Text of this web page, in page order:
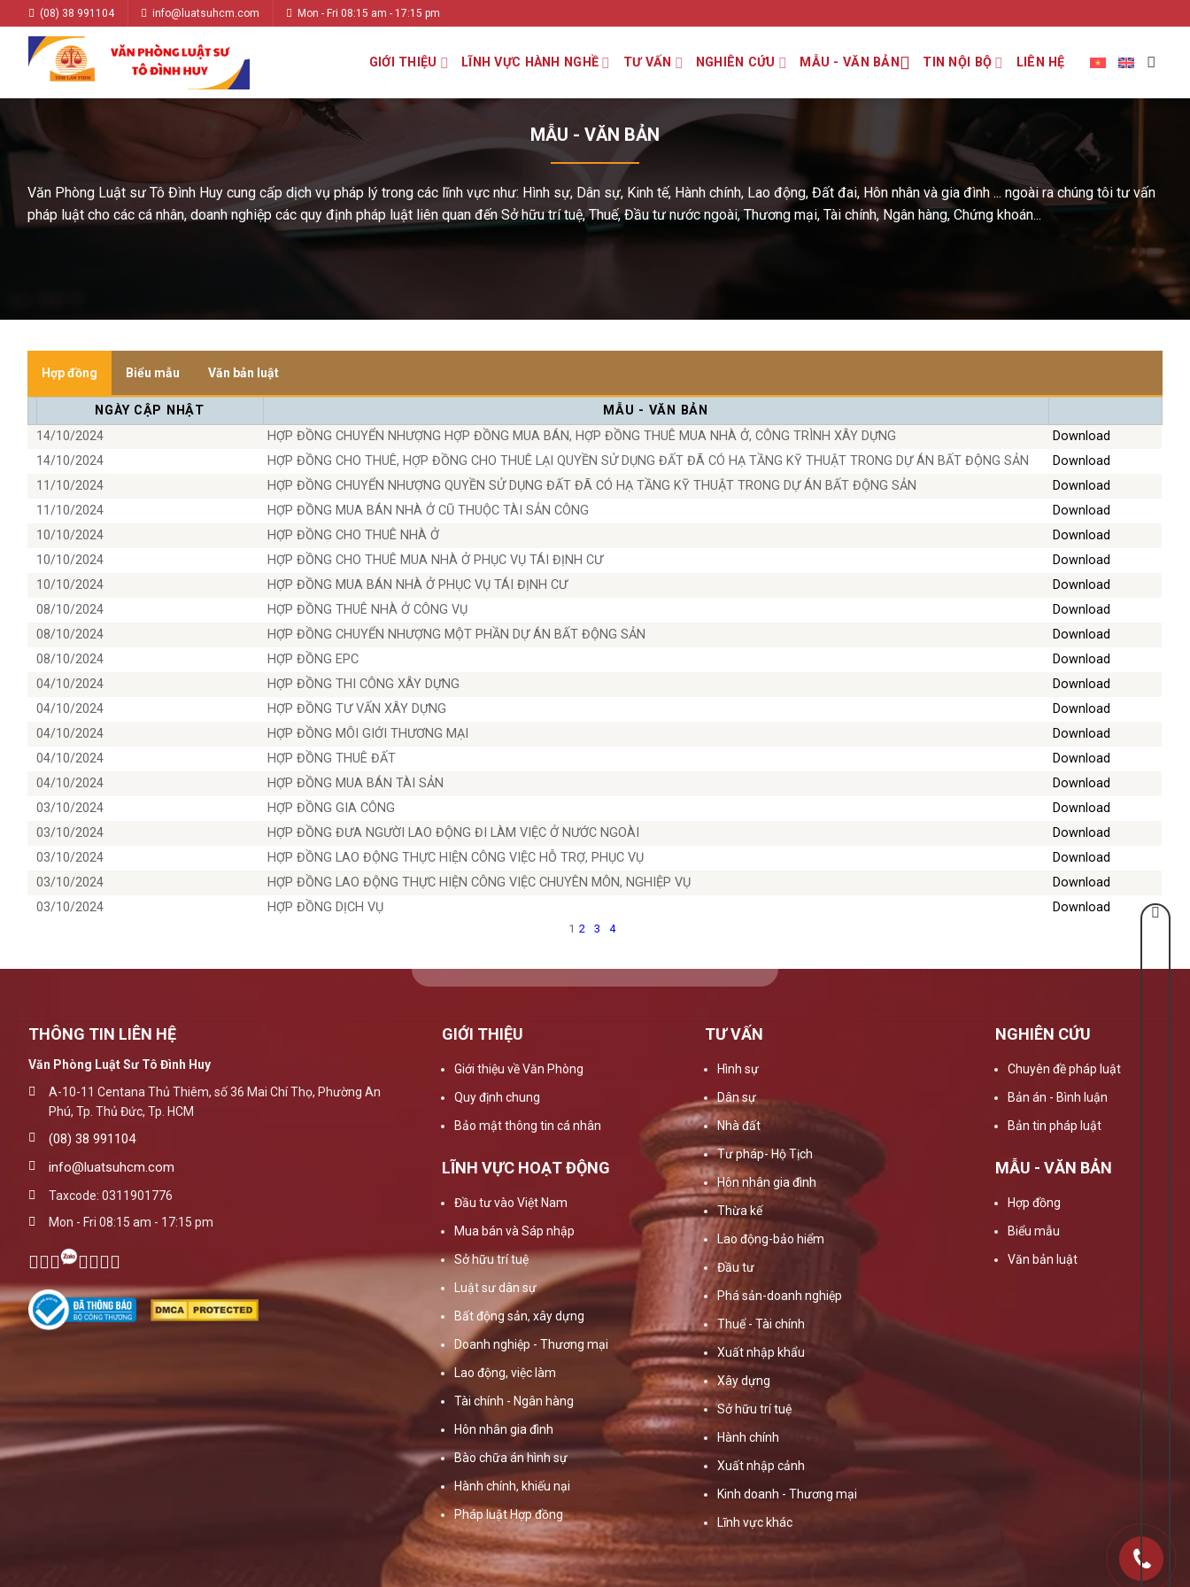
(08) 38 991104 info@luatsuhcm.com Mon - Fri 08:15 am - 17:15 pm
GIỚI THIỆU LĨNH VỰC HÀNH NGHỀ TƯ VẤN NGHIÊN CỨU MẪU - VĂN BẢN TIN NỘI BỘ LIÊN HỆ
MẪU - VĂN BẢN
Văn Phòng Luật sư Tô Đình Huy cung cấp dịch vụ pháp lý trong các lĩnh vực như: Hình sự, Dân sự, Kinh tế, Hành chính, Lao động, Đất đai, Hôn nhân và gia đình ... ngoài ra chúng tôi tư vấn
pháp luật cho các cá nhân, doanh nghiệp các quy định pháp luật liên quan đến Sở hữu trí tuệ, Thuế, Đầu tư nước ngoài, Thương mại, Tài chính, Ngân hàng, Chứng khoán...
Hợp đồng Biểu mẫu Văn bản luật
NGÀY CẬP NHẬT
MẪU - VĂN BẢN
14/10/2024
HỢP ĐỒNG CHUYỂN NHƯỢNG HỢP ĐỒNG MUA BÁN, HỢP ĐỒNG THUÊ MUA NHÀ Ở, CÔNG TRÌNH XÂY DỰNG
Download
14/10/2024
HỢP ĐỒNG CHO THUÊ, HỢP ĐỒNG CHO THUÊ LẠI QUYỀN SỬ DỤNG ĐẤT ĐÃ CÓ HẠ TẦNG KỸ THUẬT TRONG DỰ ÁN BẤT ĐỘNG SẢN
Download
11/10/2024
HỢP ĐỒNG CHUYỂN NHƯỢNG QUYỀN SỬ DỤNG ĐẤT ĐÃ CÓ HẠ TẦNG KỸ THUẬT TRONG DỰ ÁN BẤT ĐỘNG SẢN
Download
11/10/2024
HỢP ĐỒNG MUA BÁN NHÀ Ở CŨ THUỘC TÀI SẢN CÔNG
Download
10/10/2024
HỢP ĐỒNG CHO THUÊ NHÀ Ở
Download
10/10/2024
HỢP ĐỒNG CHO THUÊ MUA NHÀ Ở PHỤC VỤ TÁI ĐỊNH CƯ
Download
10/10/2024
HỢP ĐỒNG MUA BÁN NHÀ Ở PHỤC VỤ TÁI ĐỊNH CƯ
Download
08/10/2024
HỢP ĐỒNG THUÊ NHÀ Ở CÔNG VỤ
Download
08/10/2024
HỢP ĐỒNG CHUYỂN NHƯỢNG MỘT PHẦN DỰ ÁN BẤT ĐỘNG SẢN
Download
08/10/2024
HỢP ĐỒNG EPC
Download
04/10/2024
HỢP ĐỒNG THI CÔNG XÂY DỰNG
Download
04/10/2024
HỢP ĐỒNG TƯ VẤN XÂY DỰNG
Download
04/10/2024
HỢP ĐỒNG MÔI GIỚI THƯƠNG MẠI
Download
04/10/2024
HỢP ĐỒNG THUÊ ĐẤT
Download
04/10/2024
HỢP ĐỒNG MUA BÁN TÀI SẢN
Download
03/10/2024
HỢP ĐỒNG GIA CÔNG
Download
03/10/2024
HỢP ĐỒNG ĐƯA NGƯỜI LAO ĐỘNG ĐI LÀM VIỆC Ở NƯỚC NGOÀI
Download
03/10/2024
HỢP ĐỒNG LAO ĐỘNG THỰC HIỆN CÔNG VIỆC HỖ TRỢ, PHỤC VỤ
Download
03/10/2024
HỢP ĐỒNG LAO ĐỘNG THỰC HIỆN CÔNG VIỆC CHUYÊN MÔN, NGHIỆP VỤ
Download
03/10/2024
HỢP ĐỒNG DỊCH VỤ Download
1 2 3 4
THÔNG TIN LIÊN HỆ
Văn Phòng Luật Sư Tô Đình Huy
A-10-11 Centana Thủ Thiêm, số 36 Mai Chí Thọ, Phường An
Phú, Tp. Thủ Đức, Tp. HCM
(08) 38 991104
info@luatsuhcm.com
Taxcode: 0311901776
Mon - Fri 08:15 am - 17:15 pm
GIỚI THIỆU
Giới thiệu về Văn Phòng
Quy định chung
Bảo mật thông tin cá nhân
LĨNH VỰC HOẠT ĐỘNG
Đầu tư vào Việt Nam
Mua bán và Sáp nhập
Sở hữu trí tuệ
Luật sư dân sự
Bất động sản, xây dựng
Doanh nghiệp - Thương mại
Lao động, việc làm
Tài chính - Ngân hàng
Hôn nhân gia đình
Bào chữa án hình sự
Hành chính, khiếu nại
Pháp luật Hợp đồng
TƯ VẤN
Hình sự
Dân sự
Nhà đất
Tư pháp- Hộ Tịch
Hôn nhân gia đình
Thừa kế
Lao động-bảo hiểm
Đầu tư
Phá sản-doanh nghiệp
Thuế - Tài chính
Xuất nhập khẩu
Xây dựng
Sở hữu trí tuệ
Hành chính
Xuất nhập cảnh
Kinh doanh - Thương mại
Lĩnh vực khác
NGHIÊN CỨU
Chuyên đề pháp luật
Bản án - Bình luận
Bản tin pháp luật
MẪU - VĂN BẢN
Hợp đồng
Biểu mẫu
Văn bản luật